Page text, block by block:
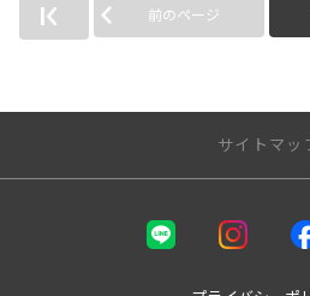
前のページ
サイトマッ